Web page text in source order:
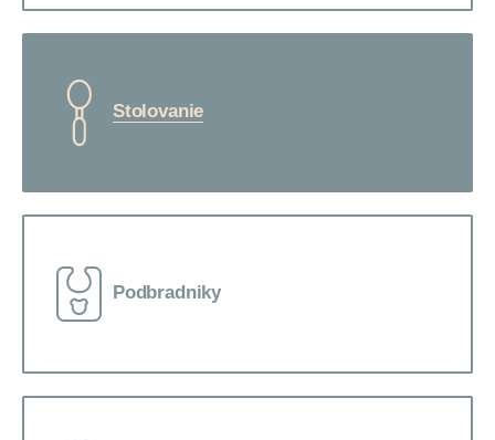
Stolovanie
Podbradniky